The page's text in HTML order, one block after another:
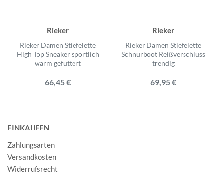
Rieker
Rieker Damen Stiefelette
High Top Sneaker sportlich
warm gefüttert
66,45 €
Rieker
Rieker Damen Stiefelette
Schnürboot Reißverschluss
trendig
69,95 €
EINKAUFEN
Zahlungsarten
Versandkosten
Widerrufsrecht